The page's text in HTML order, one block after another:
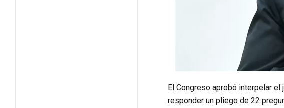
El Congreso aprobó interpelar
responder un pliego de 22